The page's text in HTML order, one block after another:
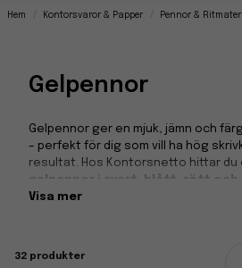
Hem Kontorsvaror & Papper Pennor &
Gelpennor
Gelpennor ger en mjuk, jämn och
– perfekt för dig som vill ha hög
resultat. Hos Kontorsnetto hittar du
gelpennor i svart, blått, rött och
som enskilda pennor och i flerpack.
Visa mer
32 produkter